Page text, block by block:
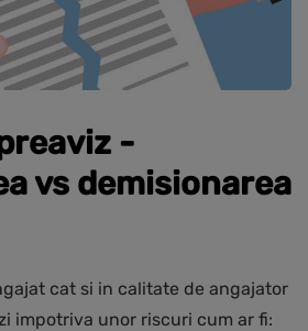
-
vs demisionarea
cat si in calitate de angajator
impotriva unor riscuri cum ar fi: